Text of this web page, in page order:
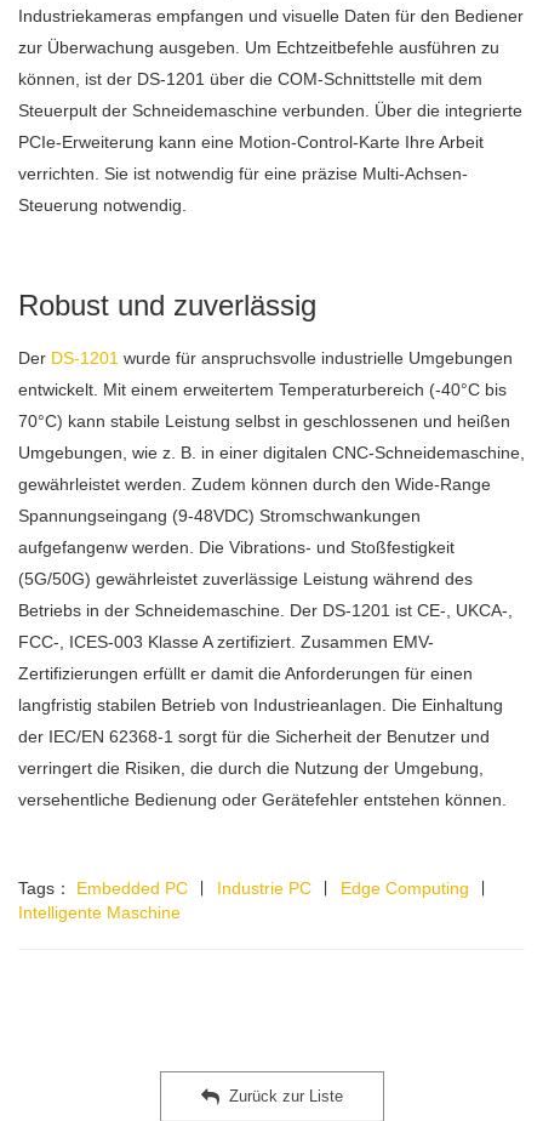
Industriekameras empfangen und visuelle Daten für den Bediener
zur Überwachung ausgeben. Um Echtzeitbefehle ausführen zu
können, ist der DS-1201 über die COM-Schnittstelle mit dem
Steuerpult der Schneidemaschine verbunden. Über die integrierte
PCIe-Erweiterung kann eine Motion-Control-Karte Ihre Arbeit
verrichten. Sie ist notwendig für eine präzise Multi-Achsen-
Steuerung notwendig.
Robust und zuverlässig
Der DS-1201 wurde für anspruchsvolle industrielle Umgebungen
entwickelt. Mit einem erweitertem Temperaturbereich (-40°C bis
70°C) kann stabile Leistung selbst in geschlossenen und heißen
Umgebungen, wie z. B. in einer digitalen CNC-Schneidemaschine,
gewährleistet werden. Zudem können durch den Wide-Range
Spannungseingang (9-48VDC) Stromschwankungen
aufgefangenw werden. Die Vibrations- und Stoßfestigkeit
(5G/50G) gewährleistet zuverlässige Leistung während des
Betriebs in der Schneidemaschine. Der DS-1201 ist CE-, UKCA-,
FCC-, ICES-003 Klasse A zertifiziert. Zusammen EMV-
Zertifizierungen erfüllt er damit die Anforderungen für einen
langfristig stabilen Betrieb von Industrieanlagen. Die Einhaltung
der IEC/EN 62368-1 sorgt für die Sicherheit der Benutzer und
verringert die Risiken, die durch die Nutzung der Umgebung,
versehentliche Bedienung oder Gerätefehler entstehen können.
Tags： Embedded PC Industrie PC Edge Computing
Intelligente Maschine
Zurück zur Liste